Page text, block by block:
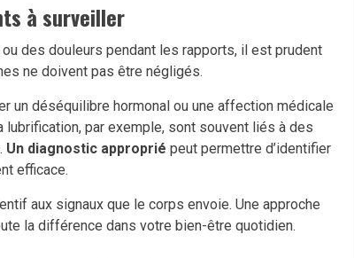
à surveiller
des douleurs pendant les rapports, il est prudent
ne doivent pas être négligés.
un déséquilibre hormonal ou une affection médicale
par exemple, sont souvent liés à des
Un diagnostic approprié peut permettre d’identifier
efficace.
aux signaux que le corps envoie. Une approche
la différence dans votre bien-être quotidien.